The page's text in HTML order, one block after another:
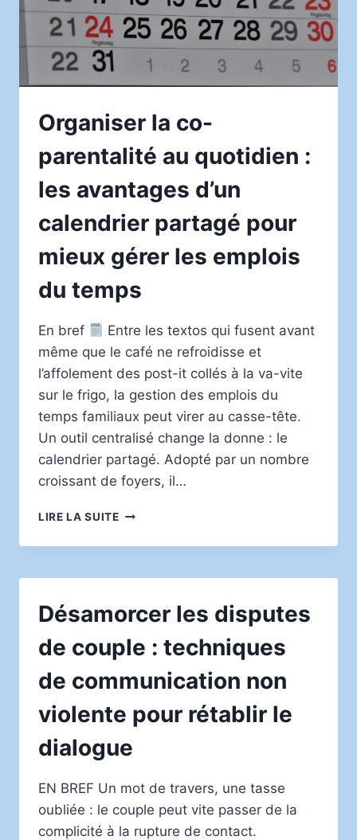
Organiser la co-
parentalité au quotidien :
les avantages d’un
calendrier partagé pour
mieux gérer les emplois
du temps
En bref
Entre les textos qui fusent avant
même que le café ne refroidisse et
l’affolement des post-it collés à la va-vite
sur le frigo, la gestion des emplois du
temps familiaux peut virer au casse-tête.
Un outil centralisé change la donne : le
calendrier partagé. Adopté par un nombre
croissant de foyers, il…
LIRE LA SUITEORGANISER
CO-
AU
:
AVANTAGES
CALENDRIER
POUR
MIEUX
GÉRER
EMPLOIS
DU
TEMPS
Désamorcer les disputes
de couple : techniques
de communication non
violente pour rétablir le
dialogue
EN BREF Un mot de travers, une tasse
oubliée : le couple peut vite passer de la
complicité à la rupture de contact.